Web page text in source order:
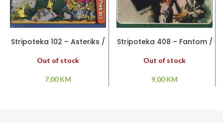
Stripoteka 102 – Asteriks /
Out of stock
7,00KM
Stripoteka 408 – Fantom /
Out of stock
9,00KM